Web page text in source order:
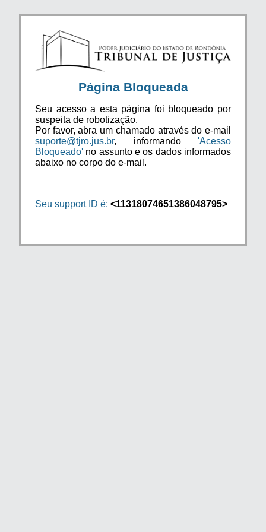
Página Bloqueada
Seu acesso a esta página foi bloqueado por
suspeita de robotização.
Por favor, abra um chamado através do e-mail
suporte@tjro.jus.br, informando 'Acesso
Bloqueado' no assunto e os dados informados
abaixo no corpo do e-mail.
Seu support ID é: <11318074651386048795>